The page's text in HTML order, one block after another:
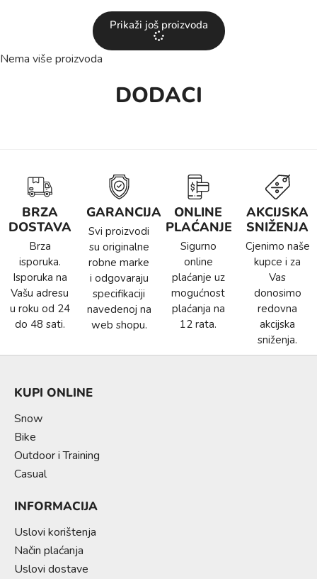
Prikaži još proizvoda
Nema više proizvoda
DODACI
BRZA
DOSTAVA
Brza
isporuka.
Isporuka na
Vašu adresu
u roku od 24
do 48 sati.
GARANCIJA
Svi proizvodi
su originalne
robne marke
i odgovaraju
specifikaciji
navedenoj na
web shopu.
ONLINE
PLAĆANJE
Sigurno
online
plaćanje uz
mogućnost
plaćanja na
12 rata.
AKCIJSKA
SNIŽENJA
Cjenimo naše
kupce i za
Vas
donosimo
redovna
akcijska
sniženja.
KUPI ONLINE
Snow
Bike
Outdoor i Training
Casual
INFORMACIJA
Uslovi korištenja
Način plaćanja
Uslovi dostave